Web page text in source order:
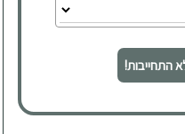
התחייבות!